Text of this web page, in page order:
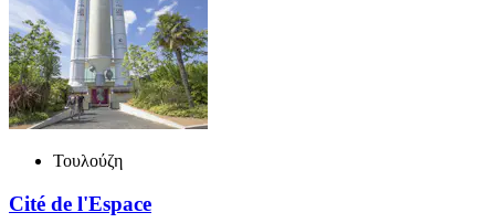
Τουλούζη
Cité de l'Espace